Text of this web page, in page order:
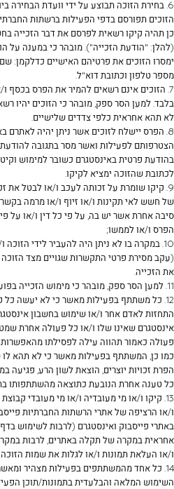
כן תהיה קיקו רשאית לפרסם את דבר הזכייה
(להלן: "הודעת הזכייה"). מובהר כי במענה על
ימסרו הזוכים את פרטיהם האישיים כדלקמן:
מספר טלפון וכתובת דוא"ל.
7. הזוכים אינם רשאים להמיר את הפרס בכסף
בלבד. למען הסר ספק, מובהר כי הזוכים יהיו
לא תהא אחראית כלפי צדדים שלישיים.
8. הפרס יישלח לזוכים אשר ניתן יהיה
הצטרפותם לפעילות ואשר מסר בתגובה
בהודעת פרטית באינסטגרם כשובר למימוש
לכתובת שהזוכה ימציא לקיקו.
9. קיקו שומרת על זכותה לעכב ו/או לבטל
של חשש לאי תקינות ו/או זיוף ו/או מרמה
סיבה אחרת אשר יש בה, על פי כל דין ו/או על
הפרס ו/או לממשו;
(עקב מסירת פרטי התקשרות שגויים מצד
את הזכייה.
11. למען הסר ספק, מובהר כי מימוש הזכייה בפועל הינו באחריות הזוכה.
12. כל משתתף בפעילות מאשר כי לא יעשה כל
התחזות לאדם אחר ו/או שימוש בחשבון
אינסטגרם שאינו שלו ו/או כל פעולה אחרת
פעולה כאמור תהווה עילה לפסילתו
כמו כן, המשתתף בפעילות מאשר כי לא תהא לו
הפרת זכויות יוצרים, הוצאת לשון הרע, פגיעה
כל טענה אחרת הנובעת כתוצאה מהשתתפותו
13. קיקו ו/או מי מעובדיה ו/או מי מעובדי
ו/או הרציפה של אתרי הרשתות החברתיות
באתרי פייסבוק ואינסטגרם (לרבות לשימוש
אחראית במקרה של תקלה באתרים, לרבות
ו/או העלאת תמונות ו/או לגלות את שמות
14. כל אחד מהמשתתפים בפעילות מצהיר
השימוש המלאה והבלעדית בתמונות/תוכן